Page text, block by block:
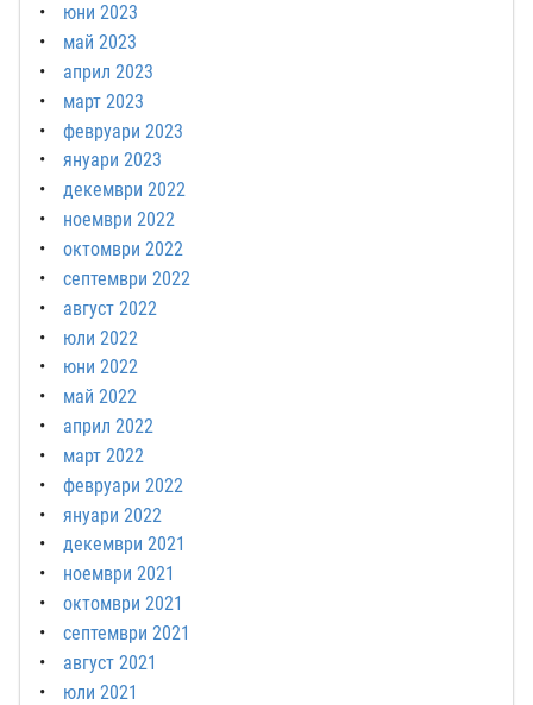
юни 2023
май 2023
април 2023
март 2023
февруари 2023
януари 2023
декември 2022
ноември 2022
октомври 2022
септември 2022
август 2022
юли 2022
юни 2022
май 2022
април 2022
март 2022
февруари 2022
януари 2022
декември 2021
ноември 2021
октомври 2021
септември 2021
август 2021
юли 2021